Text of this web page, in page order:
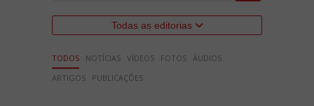
Todas as editorias
TODOS NOTÍCIAS VÍDEOS FOTOS ÁUDIOS
ARTIGOS
PUBLICAÇÕES